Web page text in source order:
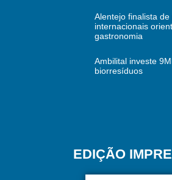
Alentejo finalista
internacionais
gastronomia
Ambilital investe
biorresíduos
EDIÇÃO